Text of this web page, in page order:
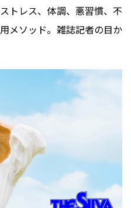
トレス、体調、悪習慣、不
メソッド。雑誌記者の目か